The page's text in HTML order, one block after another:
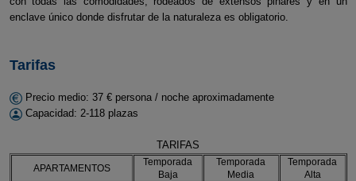
enclave único donde disfrutar de la naturaleza es obligatorio.
Tarifas
Precio medio: 37 € persona / noche aproximadamente
Capacidad: 2-118 plazas
TARIFAS
APARTAMENTOS
Temporada
Baja
Temporada
Media
Temporada
Alta